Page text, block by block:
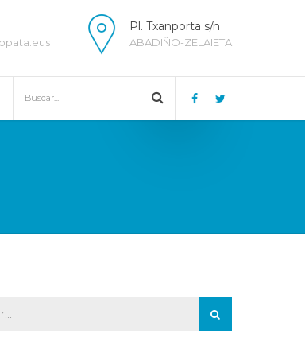
Pl. Txanporta s/n
ABADIÑO-ZELAIETA